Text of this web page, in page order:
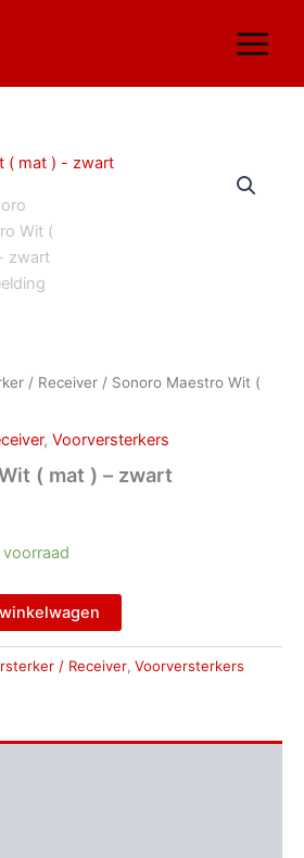
/ Receiver / Sonoro Maestro Wit (
, Voorversterkers
( mat ) – zwart
voorraad
/ Receiver, Voorversterkers